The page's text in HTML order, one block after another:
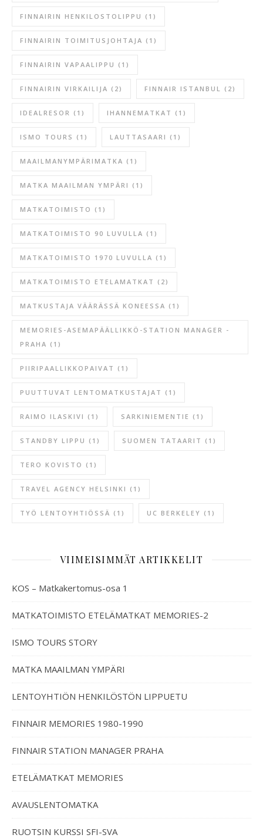
FINNAIRIN HENKILOSTOLIPPU (1)
FINNAIRIN TOIMITUSJOHTAJA (1)
FINNAIRIN VAPAALIPPU (1)
FINNAIRIN VIRKAILIJA (2) FINNAIR ISTANBUL (2)
IDEALRESOR (1) IHANNEMATKAT (1)
ISMO TOURS (1) LAUTTASAARI (1)
MAAILMANYMPÄRIMATKA (1)
MATKA MAAILMAN YMPÄRI (1)
MATKATOIMISTO (1)
MATKATOIMISTO 90 LUVULLA (1)
MATKATOIMISTO 1970 LUVULLA (1)
MATKATOIMISTO ETELAMATKAT (2)
MATKUSTAJA VÄÄRÄSSÄ KONEESSA (1)
MEMORIES-ASEMAPÄÄLLIKKÖ-STATION MANAGER -
PRAHA (1)
PIIRIPAALLIKKOPAIVAT (1)
PUUTTUVAT LENTOMATKUSTAJAT (1)
RAIMO ILASKIVI (1) SARKINIEMENTIE (1)
STANDBY LIPPU (1) SUOMEN TATAARIT (1)
TERO KOVISTO (1)
TRAVEL AGENCY HELSINKI (1)
TYÖ LENTOYHTIÖSSÄ (1) UC BERKELEY (1)
VIIMEISIMMÄT ARTIKKELIT
KOS – Matkakertomus-osa 1
MATKATOIMISTO ETELÄMATKAT MEMORIES-2
ISMO TOURS STORY
MATKA MAAILMAN YMPÄRI
LENTOYHTIÖN HENKILÖSTÖN LIPPUETU
FINNAIR MEMORIES 1980-1990
FINNAIR STATION MANAGER PRAHA
ETELÄMATKAT MEMORIES
AVAUSLENTOMATKA
RUOTSIN KURSSI SFI-SVA